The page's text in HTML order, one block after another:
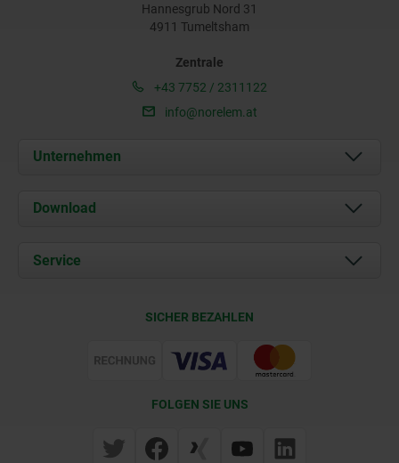
Hannesgrub Nord 31
4911 Tumeltsham
Zentrale
+43 7752 / 2311122
info@norelem.at
Unternehmen
Über uns
Kontakt
Download
Service
SICHER BEZAHLEN
FOLGEN SIE UNS